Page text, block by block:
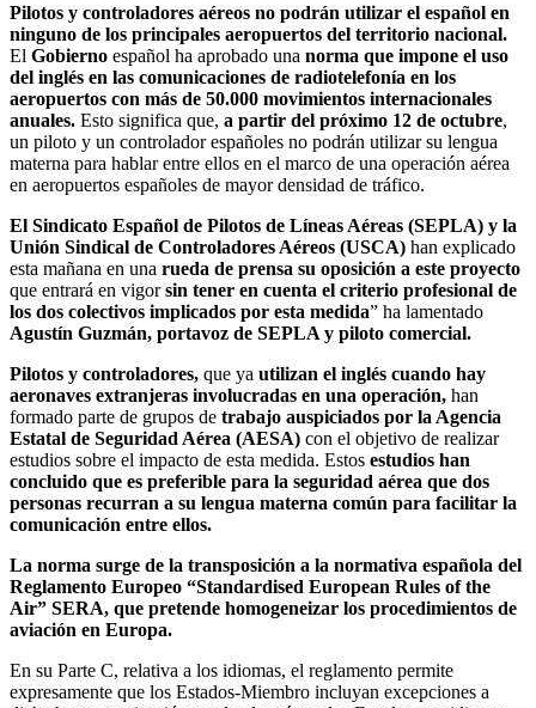
Pilotos y controladores aéreos no podrán utilizar el español en
ninguno de los principales aeropuertos del territorio nacional.
El Gobierno español ha aprobado una norma que impone el uso
del inglés en las comunicaciones de radiotelefonía en los
aeropuertos con más de 50.000 movimientos internacionales
anuales. Esto significa que, a partir del próximo 12 de octubre,
un piloto y un controlador españoles no podrán utilizar su lengua
materna para hablar entre ellos en el marco de una operación aérea
en aeropuertos españoles de mayor densidad de tráfico.
El Sindicato Español de Pilotos de Líneas Aéreas (SEPLA) y la
Unión Sindical de Controladores Aéreos (USCA) han explicado
esta mañana en una rueda de prensa su oposición a este proyecto
que entrará en vigorsin tener en cuenta el criterio profesional de
los dos colectivos implicados por esta medida” ha lamentado
Agustín Guzmán, portavoz de SEPLA y piloto comercial.
Pilotos y controladores, que ya utilizan el inglés cuando hay
aeronaves extranjeras involucradas en una operación, han
formado parte de grupos de trabajo auspiciados por la Agencia
Estatal de Seguridad Aérea (AESA) con el objetivo de realizar
estudios sobre el impacto de esta medida. Estos estudios han
concluido que es preferible para la seguridad aérea que dos
personas recurran a su lengua materna común para facilitar la
comunicación entre ellos.
La norma surge de la transposición a la normativa española del
Reglamento Europeo “Standardised European Rules of the
Air” SERA, que pretende homogeneizar los procedimientos de
aviación en Europa.
En su Parte C, relativa a los idiomas, el reglamento permite
expresamente que los Estados-Miembro incluyan excepciones a